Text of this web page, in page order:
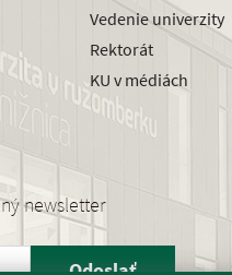
Vedenie univerzity
Rektorát
KU v médiách
newsletter
Odoslať